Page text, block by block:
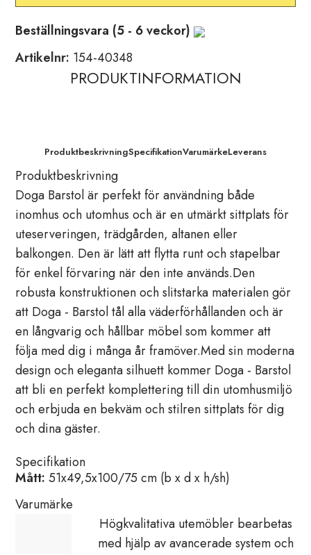
Beställningsvara (5 - 6 veckor)
Artikelnr: 154-40348
PRODUKTINFORMATION
ProduktbeskrivningSpecifikationVarumärkeLeverans
Produktbeskrivning
Doga Barstol är perfekt för användning både
inomhus och utomhus och är en utmärkt sittplats för
uteserveringen, trädgården, altanen eller
balkongen. Den är lätt att flytta runt och stapelbar
för enkel förvaring när den inte används.Den
robusta konstruktionen och slitstarka materialen gör
att Doga - Barstol tål alla väderförhållanden och är
en långvarig och hållbar möbel som kommer att
följa med dig i många år framöver.Med sin moderna
design och eleganta silhuett kommer Doga - Barstol
att bli en perfekt komplettering till din utomhusmiljö
och erbjuda en bekväm och stilren sittplats för dig
och dina gäster.
Specifikation
Mått: 51x49,5x100/75 cm (b x d x h/sh)
Varumärke
Högkvalitativa utemöbler bearbetas
med hjälp av avancerade system och